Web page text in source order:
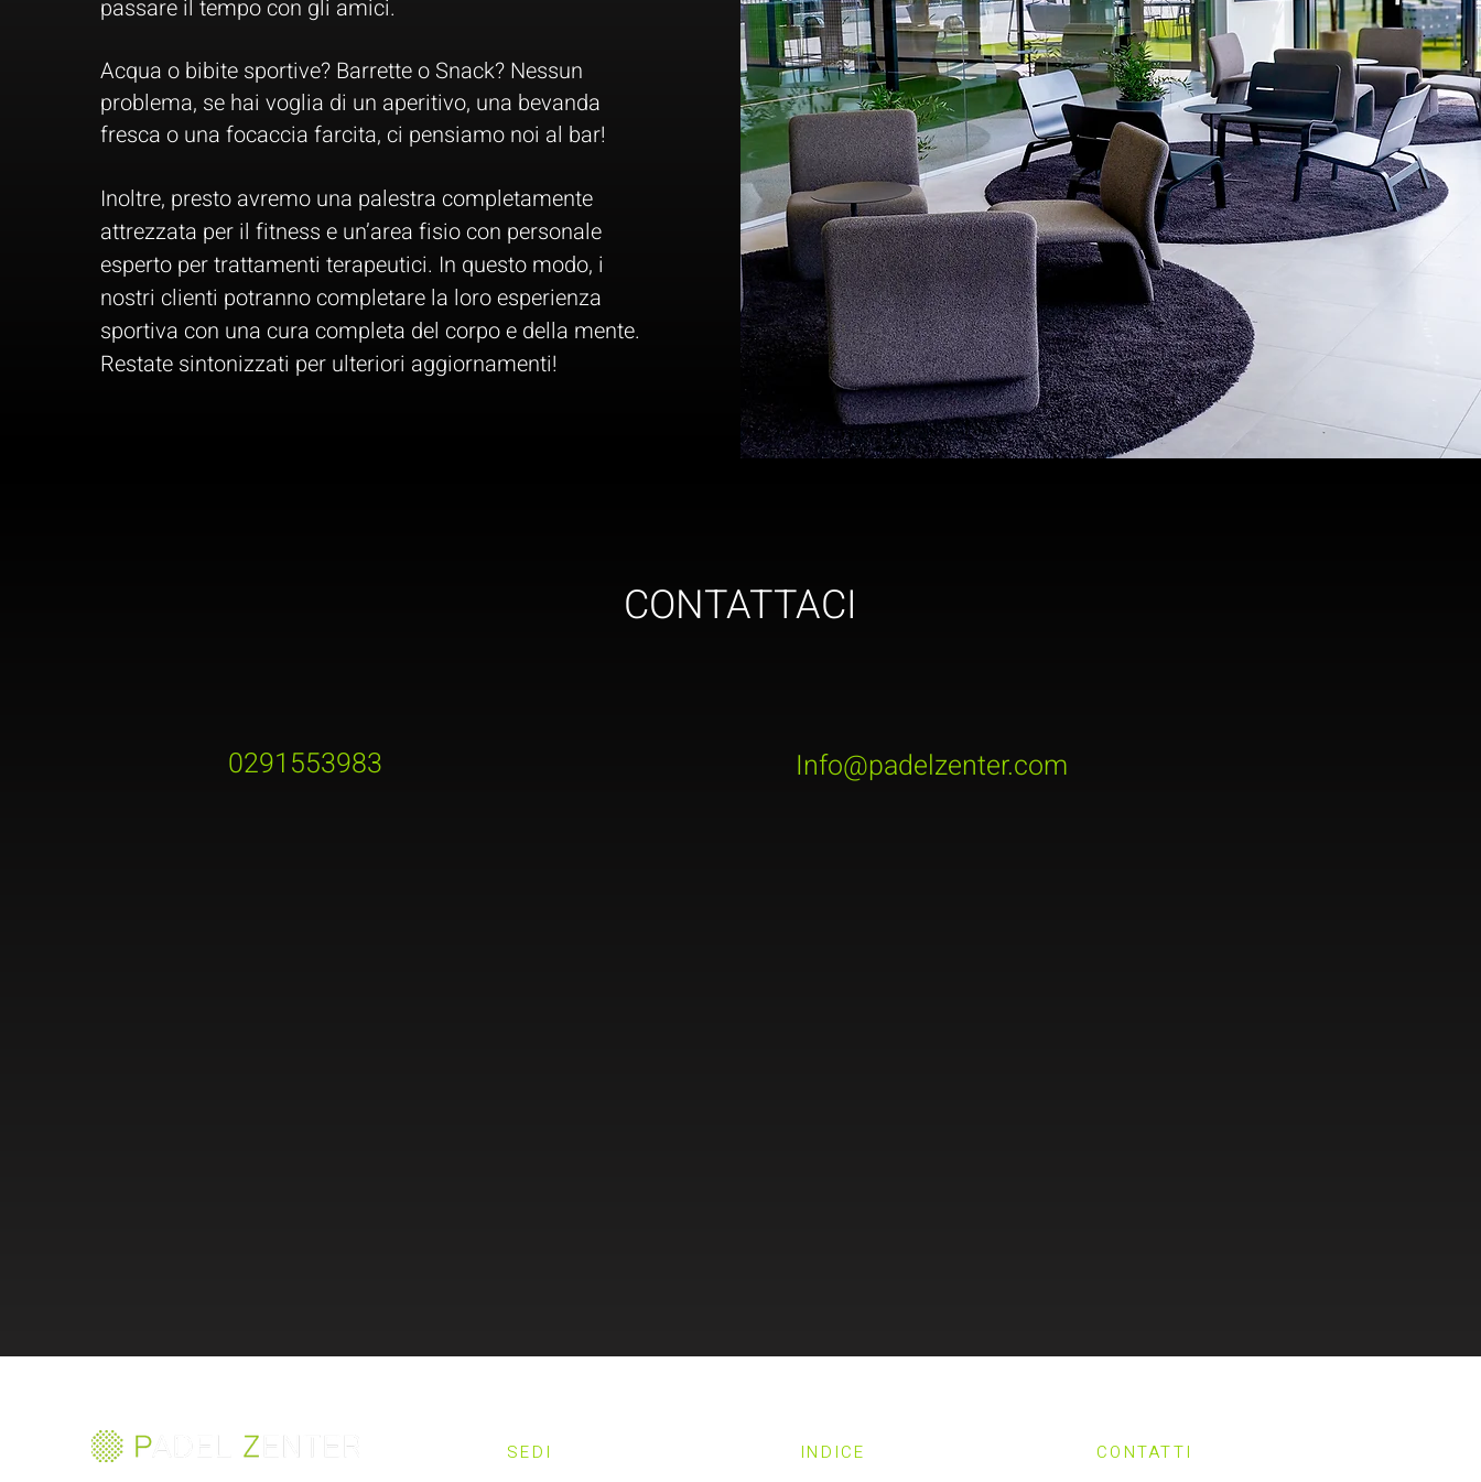
passare il tempo con gli amici.
Acqua o bibite sportive? Barrette o Snack? Nessun
problema, se hai voglia di un aperitivo, una bevanda
fresca o una focaccia farcita, ci pensiamo noi al bar!
Inoltre, presto avremo una palestra completamente
attrezzata per il fitness e un’area fisio con personale
esperto per trattamenti terapeutici. In questo modo, i
nostri clienti potranno completare la loro esperienza
sportiva con una cura completa del corpo e della mente.
Restate sintonizzati per ulteriori aggiornamenti!
CONTATTACI
0291553983 Info@padelzenter.com
SEDI
INDICE
CONTATTI